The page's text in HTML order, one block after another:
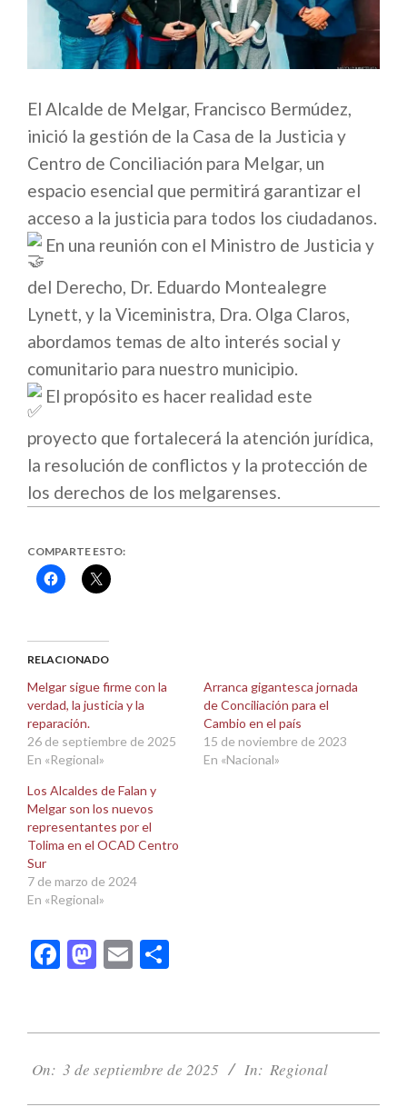
El Alcalde de Melgar, Francisco Bermúdez,
inició la gestión de la Casa de la Justicia y
Centro de Conciliación para Melgar, un
espacio esencial que permitirá garantizar el
acceso a la justicia para todos los ciudadanos.
En una reunión con el Ministro de Justicia y
del Derecho, Dr. Eduardo Montealegre
Lynett, y la Viceministra, Dra. Olga Claros,
abordamos temas de alto interés social y
comunitario para nuestro municipio.
El propósito es hacer realidad este
proyecto que fortalecerá la atención jurídica,
la resolución de conflictos y la protección de
los derechos de los melgarenses.
COMPARTE ESTO:
Haz
clic
abre
una
ventana
nueva)
Haz
clic
abre
una
ventana
nueva)
RELACIONADO
Melgar sigue firme con la
verdad, la justicia y la
reparación.
26 de septiembre de 2025
En «Regional»
Arranca gigantesca jornada
de Conciliación para el
Cambio en el país
15 de noviembre de 2023
En «Nacional»
Los Alcaldes de Falan y
Melgar son los nuevos
representantes por el
Tolima en el OCAD Centro
Sur
7 de marzo de 2024
En «Regional»
Facebook
Mastodon
Email
09-
On: 3 de septiembre de 2025 In: Regional